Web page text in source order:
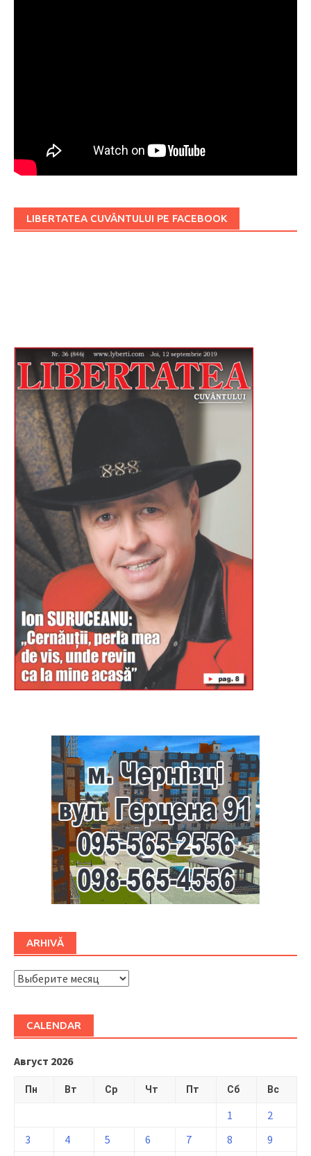
LIBERTATEA CUVÂNTULUI PE FACEBOOK
ARHIVĂ
ARHIVĂ
CALENDAR
Август 2026
Пн Вт Ср Чт Пт Сб Вс
1
2
3
4 5 6 7 8
9